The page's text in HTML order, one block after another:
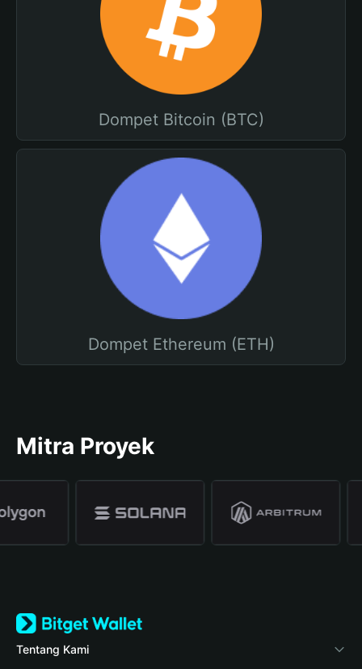
Dompet Bitcoin (BTC)
Dompet Ethereum (ETH)
Mitra Proyek
Tentang Kami